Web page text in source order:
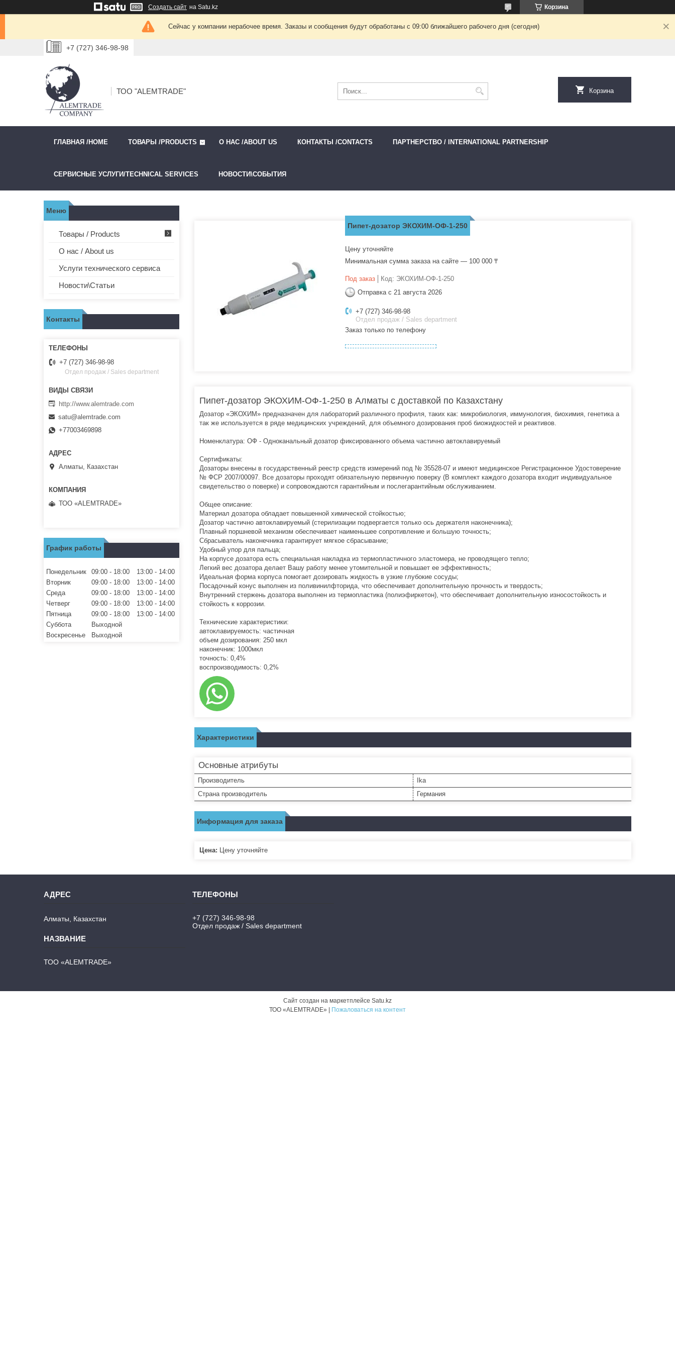
Создать сайт на Satu.kz Корзина
Сейчас у компании нерабочее время. Заказы и сообщения будут обработаны с 09:00 ближайшего рабочего дня (сегодня)
+7 (727) 346-98-98
ТОО "ALEMTRADE" Корзина
ГЛАВНАЯ /HOME ТОВАРЫ /PRODUCTS О НАС /ABOUT US КОНТАКТЫ /CONTACTS ПАРТНЕРСТВО / INTERNATIONAL PARTNERSHIP
СЕРВИСНЫЕ УСЛУГИ/TECHNICAL SERVICES НОВОСТИ\СОБЫТИЯ
Пипет-дозатор ЭКОХИМ-ОФ-1-250
Цену уточняйте
Минимальная сумма заказа на сайте — 100 000 ₸
Под заказ Код: ЭКОХИМ-ОФ-1-250
Отправка с 21 августа 2026
+7 (727) 346-98-98
Отдел продаж / Sales department
Заказ только по телефону
Пипет-дозатор ЭКОХИМ-ОФ-1-250 в Алматы с доставкой по Казахстану
Дозатор «ЭКОХИМ» предназначен для лабораторий различного профиля, таких как: микробиология, иммунология, биохимия, генетика а
так же используется в ряде медицинских учреждений, для объемного дозирования проб биожидкостей и реактивов.
Номенклатура: ОФ - Одноканальный дозатор фиксированного объема частично автоклавируемый
Сертификаты:
Дозаторы внесены в государственный реестр средств измерений под № 35528-07 и имеют медицинское Регистрационное Удостоверение
№ ФСР 2007/00097. Все дозаторы проходят обязательную первичную поверку (В комплект каждого дозатора входит индивидуальное
свидетельство о поверке) и сопровождаются гарантийным и послегарантийным обслуживанием.
Общее описание:
Материал дозатора обладает повышенной химической стойкостью;
Дозатор частично автоклавируемый (стерилизации подвергается только ось держателя наконечника);
Плавный поршневой механизм обеспечивает наименьшее сопротивление и большую точность;
Сбрасыватель наконечника гарантирует мягкое сбрасывание;
Удобный упор для пальца;
На корпусе дозатора есть специальная накладка из термопластичного эластомера, не проводящего тепло;
Легкий вес дозатора делает Вашу работу менее утомительной и повышает ее эффективность;
Идеальная форма корпуса помогает дозировать жидкость в узкие глубокие сосуды;
Посадочный конус выполнен из поливинилфторида, что обеспечивает дополнительную прочность и твердость;
Внутренний стержень дозатора выполнен из термопластика (полиэфиркетон), что обеспечивает дополнительную износостойкость и
стойкость к коррозии.
Технические характеристики:
автоклавируемость: частичная
объем дозирования: 250 мкл
наконечник: 1000мкл
точность: 0,4%
воспроизводимость: 0,2%
Характеристики
Основные атрибуты
Производитель
Ika
Страна производитель
Германия
Информация для заказа
Цена: Цену уточняйте
Товары / Products
О нас / About us
Услуги технического сервиса
Новости\Статьи
Контакты
+7 (727) 346-98-98
Отдел продаж / Sales department
http://www.alemtrade.com
satu@alemtrade.com
+77003469898
Алматы, Казахстан
ТОО «ALEMTRADE»
График работы
Понедельник 09:00 18:00 13:00
14:00
Вторник
09:00 18:00 13:00
14:00
Среда
09:00 18:00 13:00
14:00
Четверг
09:00 18:00 13:00
14:00
Пятница
09:00 18:00 13:00
14:00
Суббота
Выходной
Воскресенье
Выходной
Алматы, Казахстан
ТОО «ALEMTRADE»
+7 (727) 346-98-98
Отдел продаж / Sales department
Сайт создан на маркетплейсе Satu.kz
ТОО «ALEMTRADE» | Пожаловаться на контент